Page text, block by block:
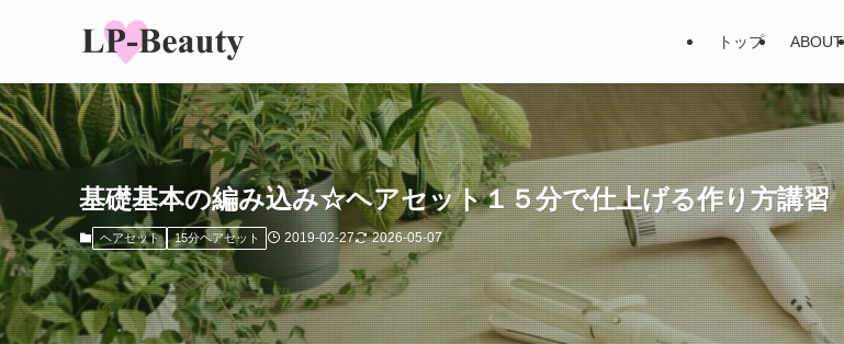
トップ ABOUT
基礎基本の編み込み☆ヘアセット１５分で仕上げる作り方講習
ヘアセット 15分ヘアセット 2019-02-27 2026-05-07